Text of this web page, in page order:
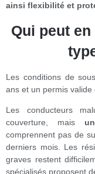
ainsi flexibilité et
Qui peut
Les conditions de
ans et un permis valide
Les conducteurs
couverture, mais
comprennent pas de
derniers mois. Les
graves restent
spécialisés proposent